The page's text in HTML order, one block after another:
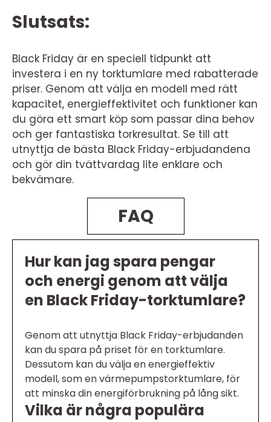
Slutsats:
Black Friday är en speciell tidpunkt att
investera i en ny torktumlare med rabatterade
priser. Genom att välja en modell med rätt
kapacitet, energieffektivitet och funktioner kan
du göra ett smart köp som passar dina behov
och ger fantastiska torkresultat. Se till att
utnyttja de bästa Black Friday-erbjudandena
och gör din tvättvardag lite enklare och
bekvämare.
FAQ
Hur kan jag spara pengar
och energi genom att välja
en Black Friday-torktumlare?
Genom att utnyttja Black Friday-erbjudanden
kan du spara på priset för en torktumlare.
Dessutom kan du välja en energieffektiv
modell, som en värmepumpstorktumlare, för
att minska din energiförbrukning på lång sikt.
Vilka är några populära